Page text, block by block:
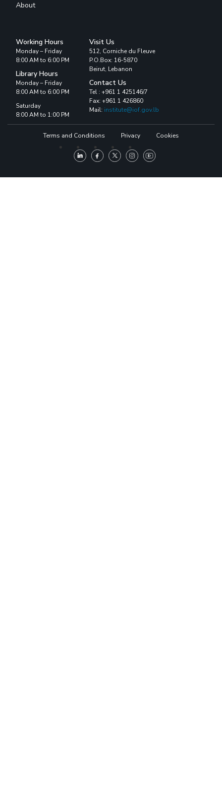
About
Working Hours
Monday – Friday
8:00 AM to 6:00 PM
Library Hours
Monday – Friday
8:00 AM to 6:00 PM
Saturday
8:00 AM to 1:00 PM
Visit Us
512, Corniche du Fleuve
P.O.Box: 16-5870
Beirut, Lebanon
Contact Us
Tel : +961 1 425146/7
Fax: +961 1 426860
Mail: institute@iof.gov.lb
Terms and Conditions Privacy Cookies